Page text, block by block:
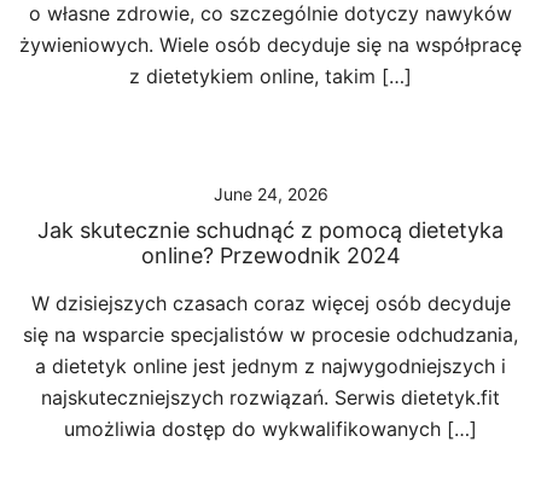
o własne zdrowie, co szczególnie dotyczy nawyków
żywieniowych. Wiele osób decyduje się na współpracę
z dietetykiem online, takim […]
June 24, 2026
Jak skutecznie schudnąć z pomocą dietetyka
online? Przewodnik 2024
W dzisiejszych czasach coraz więcej osób decyduje
się na wsparcie specjalistów w procesie odchudzania,
a dietetyk online jest jednym z najwygodniejszych i
najskuteczniejszych rozwiązań. Serwis dietetyk.fit
umożliwia dostęp do wykwalifikowanych […]